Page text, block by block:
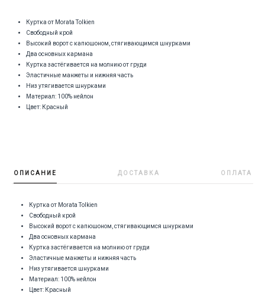
Куртка от Morata Tolkien
Свободный крой
Высокий ворот с капюшоном, стягивающимся шнурками
Два основных кармана
Куртка застёгивается на молнию от груди
Эластичные манжеты и нижняя часть
Низ утягивается шнурками
Материал: 100% нейлон
Цвет: Красный
ОПИСАНИЕ ДОСТАВКА ОПЛАТА
Куртка от Morata Tolkien
Свободный крой
Высокий ворот с капюшоном, стягивающимся шнурками
Два основных кармана
Куртка застёгивается на молнию от груди
Эластичные манжеты и нижняя часть
Низ утягивается шнурками
Материал: 100% нейлон
Цвет: Красный